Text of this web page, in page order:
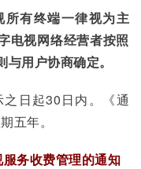
所有终端一律视为主
电视网络经营者按照
用户协商确定。
日起30日内。《通
五年。
务收费管理的通知